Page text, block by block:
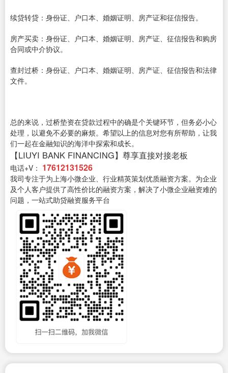
续贷转贷：身份证、户口本、婚姻证明、房产证和征信报告。
房产买卖：身份证、户口本、婚姻证明、房产证、征信报告和购房
合同或中介协议。
查封过桥：身份证、户口本、婚姻证明、房产证、征信报告和法律
文件。
总的来说，过桥垫资在贷款过程中的确是个关键环节，但务必小心
处理，以避免不必要的麻烦。希望以上的信息对您有所帮助，让我
们一起在金融知识的海洋中探索和成长。
【LIUYI BANK FINANCING】尊享直接对接老板
电话+V： 17612131526
我司专注于为上海小微企业、行业精英策划优质融资方案。为企业
及个人客户提供了高性价比的融资方案，解决了小微企业融资难的
问题，一站式助贷融资服务平台